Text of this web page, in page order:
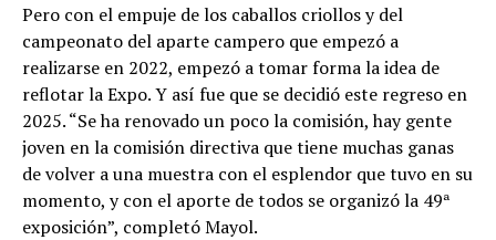
Pero con el empuje de los caballos criollos y del
campeonato del aparte campero que empezó a
realizarse en 2022, empezó a tomar forma la idea de
reflotar la Expo. Y así fue que se decidió este regreso en
2025. “Se ha renovado un poco la comisión, hay gente
joven en la comisión directiva que tiene muchas ganas
de volver a una muestra con el esplendor que tuvo en su
momento, y con el aporte de todos se organizó la 49ª
exposición”, completó Mayol.